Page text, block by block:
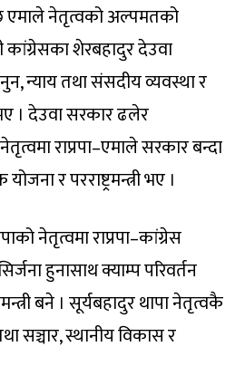
एमाले नेतृत्वको अल्पमतको
शेरबहादुर देउवा
न्याय तथा संसदीय व्यवस्था र
। देउवा सरकार ढलेर
राप्रपा–एमाले सरकार बन्दा
र परराष्ट्रमन्त्री भए ।
नेतृत्वमा राप्रपा–कांग्रेस
हुनासाथ क्याम्प परिवर्तन
बने । सूर्यबहादुर थापा नेतृत्वकै
सञ्चार, स्थानीय विकास र